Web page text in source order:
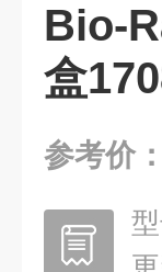
Bio-
盒
参考价：
型